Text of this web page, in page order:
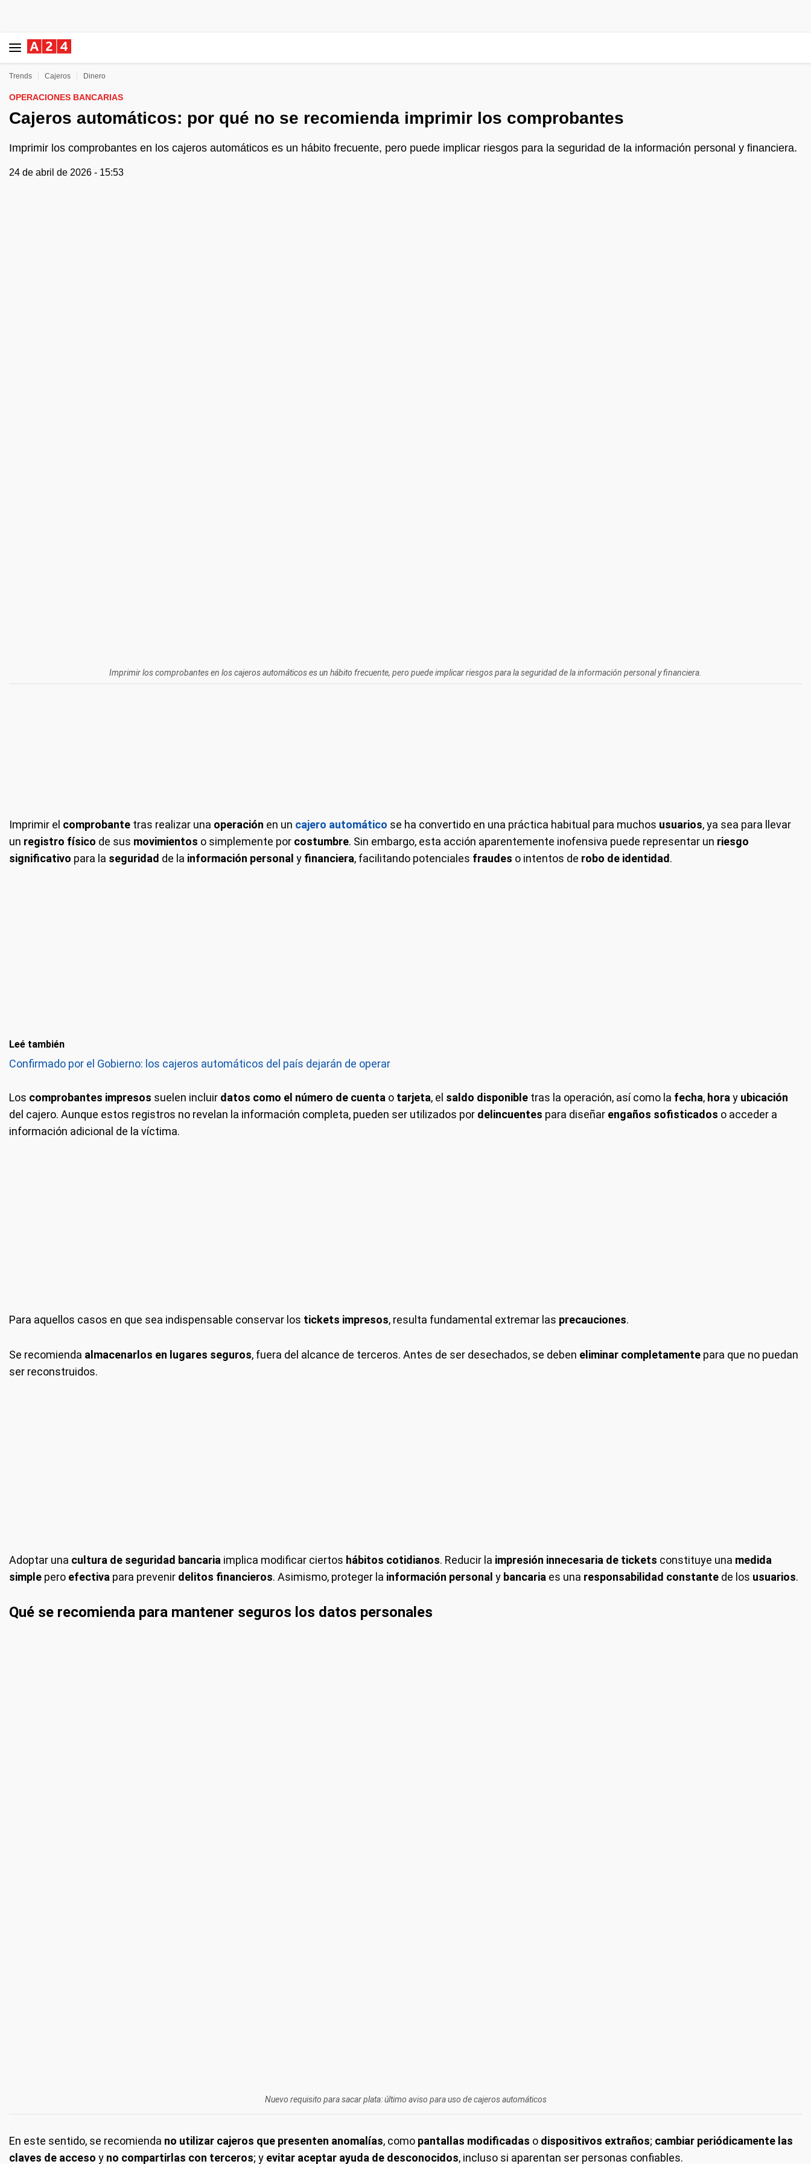
Trends Cajeros Dinero
OPERACIONES BANCARIAS
Cajeros automáticos: por qué no se recomienda imprimir los comprobantes
Imprimir los comprobantes en los cajeros automáticos es un hábito frecuente, pero puede implicar riesgos para la seguridad de la información personal y financiera.
24 de abril de 2026 - 15:53
Imprimir los comprobantes en los cajeros automáticos es un hábito frecuente, pero puede implicar riesgos para la seguridad de la información personal y financiera.
Imprimir el comprobante tras realizar una operación en un cajero automático se ha convertido en una práctica habitual para muchos usuarios, ya sea para llevar
un registro físico de sus movimientos o simplemente por costumbre. Sin embargo, esta acción aparentemente inofensiva puede representar un riesgo
significativo para la seguridad de la información personal y financiera, facilitando potenciales fraudes o intentos de robo de identidad.
Leé también
Confirmado por el Gobierno: los cajeros automáticos del país dejarán de operar
Los comprobantes impresos suelen incluir datos como el número de cuenta o tarjeta, el saldo disponible tras la operación, así como la fecha, hora y ubicación
del cajero. Aunque estos registros no revelan la información completa, pueden ser utilizados por delincuentes para diseñar engaños sofisticados o acceder a
información adicional de la víctima.
Para aquellos casos en que sea indispensable conservar los tickets impresos, resulta fundamental extremar las precauciones.
Se recomienda almacenarlos en lugares seguros, fuera del alcance de terceros. Antes de ser desechados, se deben eliminar completamente para que no puedan
ser reconstruidos.
Adoptar una cultura de seguridad bancaria implica modificar ciertos hábitos cotidianos. Reducir la impresión innecesaria de tickets constituye una medida
simple pero efectiva para prevenir delitos financieros. Asimismo, proteger la información personal y bancaria es una responsabilidad constante de los usuarios.
Qué se recomienda para mantener seguros los datos personales
Nuevo requisito para sacar plata: último aviso para uso de cajeros automáticos
En este sentido, se recomienda no utilizar cajeros que presenten anomalías, como pantallas modificadas o dispositivos extraños; cambiar periódicamente las
claves de acceso y no compartirlas con terceros; y evitar aceptar ayuda de desconocidos, incluso si aparentan ser personas confiables.